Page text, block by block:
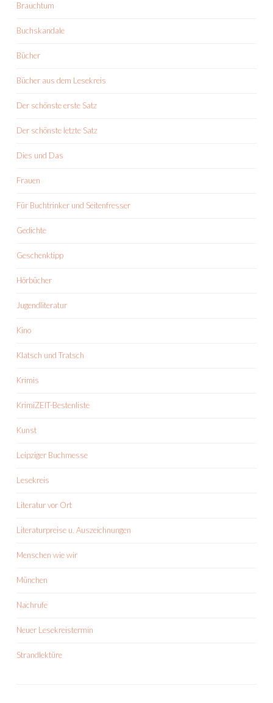
Brauchtum
Buchskandale
Bücher
Bücher aus dem Lesekreis
Der schönste erste Satz
Der schönste letzte Satz
Dies und Das
Frauen
Für Buchtrinker und Seitenfresser
Gedichte
Geschenktipp
Hörbücher
Jugendliteratur
Kino
Klatsch und Tratsch
Krimis
KrimiZEIT-Bestenliste
Kunst
Leipziger Buchmesse
Lesekreis
Literatur vor Ort
Literaturpreise u. Auszeichnungen
Menschen wie wir
München
Nachrufe
Neuer Lesekreistermin
Strandlektüre